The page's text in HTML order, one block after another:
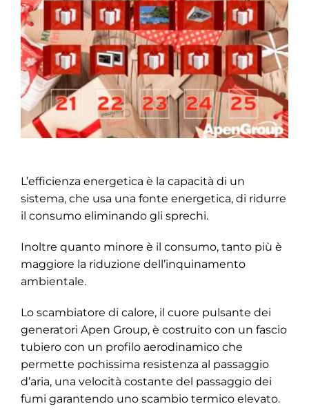
L’efficienza energetica è la capacità di un
sistema, che usa una fonte energetica, di ridurre
il consumo eliminando gli sprechi.
Inoltre quanto minore è il consumo, tanto più è
maggiore la riduzione dell’inquinamento
ambientale.
Lo scambiatore di calore, il cuore pulsante dei
generatori Apen Group, è costruito con un fascio
tubiero con un profilo aerodinamico che
permette pochissima resistenza al passaggio
d’aria, una velocità costante del passaggio dei
fumi garantendo uno scambio termico elevato.